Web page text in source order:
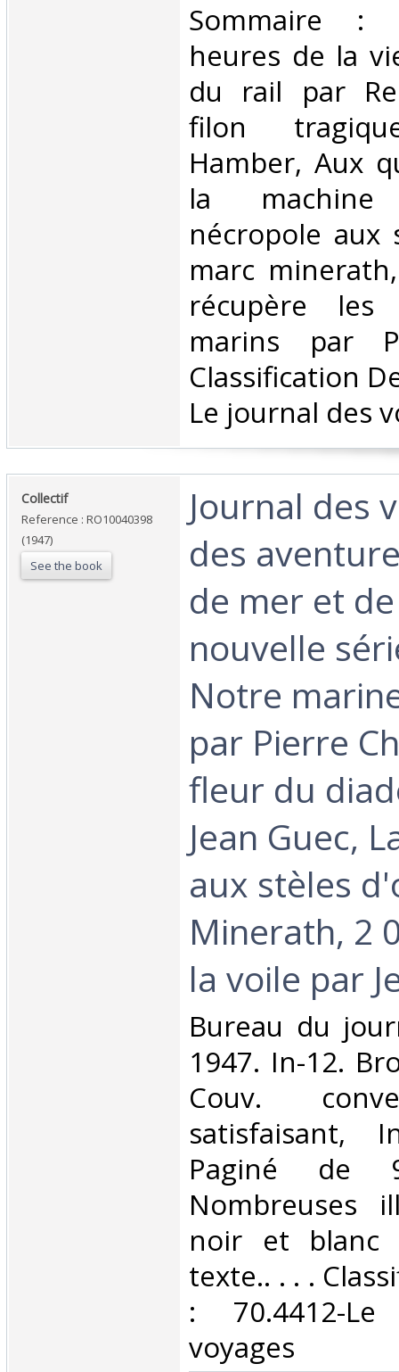
‎Sommaire :
heures de la
du rail par
filon
Hamber, Aux
la
nécropole aux
marc
récupère les
marins par
Classification
Le journal des
‎Collectif‎
Reference : RO10040398
(1947)
See the book
‎Journal des
des
de mer et
nouvelle
Notre
par Pierre
fleur du
Jean Guec,
aux stèles
Minerath, 2
la voile par
‎Bureau du
1947. In-12.
Couv.
satisfaisant,
Paginé de
Nombreuses
noir et blanc
texte.. . . .
: 70.4412-
voyages‎